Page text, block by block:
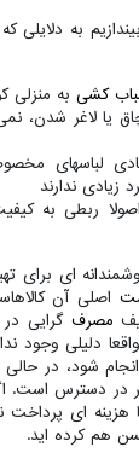
به دلایلی
کشی به منزلی
لاغر شدن، نمی
لباسهای
زیادی ندارند
ربطی به
ای برای
اصلی آن
مصرف گرایی
دلیلی وجود
شود، در حالی
تر در دسترس است.
هزینه ای پرداخت
هم کرده اید.